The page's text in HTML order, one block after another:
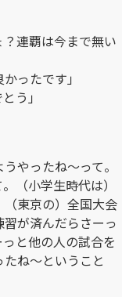
連覇は今まで無い
ったです」
う」
やったね～って。
（小学生時代は）
東京の）全国大会
が済んだらさーっ
と他の人の試合を
ね～ということ